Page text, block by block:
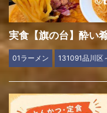
実食【旗の台】酔い
01ラーメン 131091品川区